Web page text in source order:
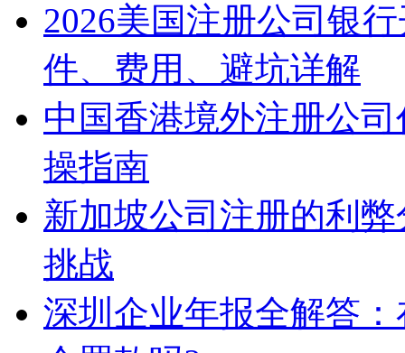
2026美国注册公司银
件、费用、避坑详解
中国香港境外注册公
操指南
新加坡公司注册的利
挑战
深圳企业年报全解答